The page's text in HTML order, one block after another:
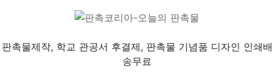
판촉물제작, 학교 관공서 후결제, 판촉물 기념품 디자인 인쇄배
송무료